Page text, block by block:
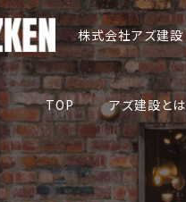
株式会社アズ建設
TOP アズ建設とは